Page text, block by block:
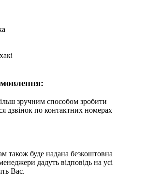
хакі
зручним способом зробити
дзвінок по контактних номерах
також буде надана безкоштовна
дадуть відповідь на усі
Вас.